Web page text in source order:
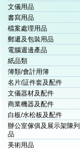
文儀用品
書寫用品
檔案處理用品
郵遞及包裝用品
電腦週邊產品
紙品類
簿類/會計用簿
名片/証件套及配件
文儀器材及配件
商業機器及配件
白板/水松板及配件
辦公室傢俱及展示架陳
品
美術用品